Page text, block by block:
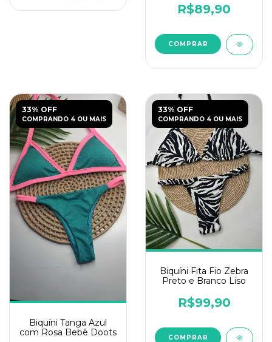
R$89,90
COMPRAR
33% OFF
COMPRANDO 4 OU MAIS
Biquíni Tanga Azul
com Rosa Bebê Doots
33% OFF
COMPRANDO 4 OU MAIS
Biquíni Fita Fio Zebra
Preto e Branco Liso
R$99,90
COMPRAR